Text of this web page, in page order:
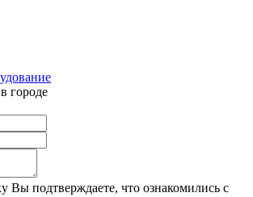
городе
Вы подтверждаете, что ознакомились с